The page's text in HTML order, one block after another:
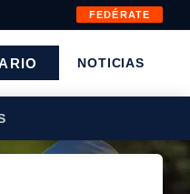
FEDÉRATE
NOTICIAS